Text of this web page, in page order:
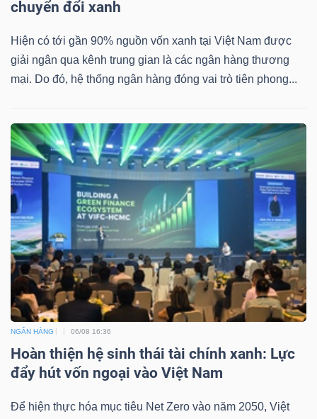
chuyển đổi xanh
Hiện có tới gần 90% nguồn vốn xanh tại Việt Nam được
giải ngân qua kênh trung gian là các ngân hàng thương
mại. Do đó, hệ thống ngân hàng đóng vai trò tiên phong...
NGÂN HÀNG 06/08 16:36
Hoàn thiện hệ sinh thái tài chính xanh: Lực
đẩy hút vốn ngoại vào Việt Nam
Để hiện thực hóa mục tiêu Net Zero vào năm 2050, Việt